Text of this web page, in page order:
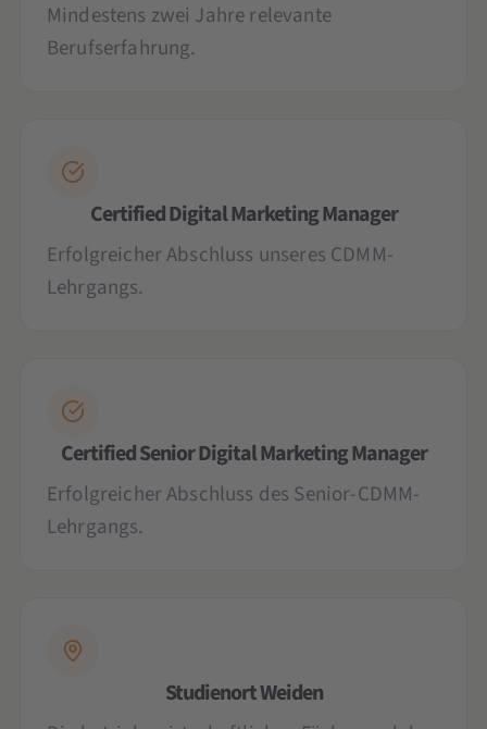
Mindestens zwei Jahre relevante
Berufserfahrung.
Certified Digital Marketing Manager
Erfolgreicher Abschluss unseres CDMM-
Lehrgangs.
Certified Senior Digital Marketing Manager
Erfolgreicher Abschluss des Senior-CDMM-
Lehrgangs.
Studienort Weiden